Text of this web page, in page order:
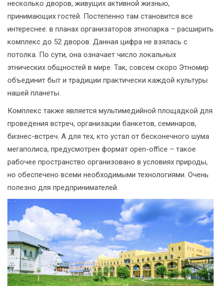
несколько дворов, живущих активной жизнью,
принимающих гостей. Постепенно там становится все
интереснее: в планах организаторов этнопарка – расширить
комплекс до 52 дворов. Данная цифра не взялась с
потолка. По сути, она означает число локальных
этнических общностей в мире. Так, совсем скоро Этномир
объединит быт и традиции практически каждой культуры
нашей планеты.
Комплекс также является мультимедийной площадкой для
проведения встреч, организации банкетов, семинаров,
бизнес-встреч. А для тех, кто устал от бесконечного шума
мегаполиса, предусмотрен формат open-office – такое
рабочее пространство организовано в условиях природы,
но обеспечено всеми необходимыми технологиями. Очень
полезно для предпринимателей.